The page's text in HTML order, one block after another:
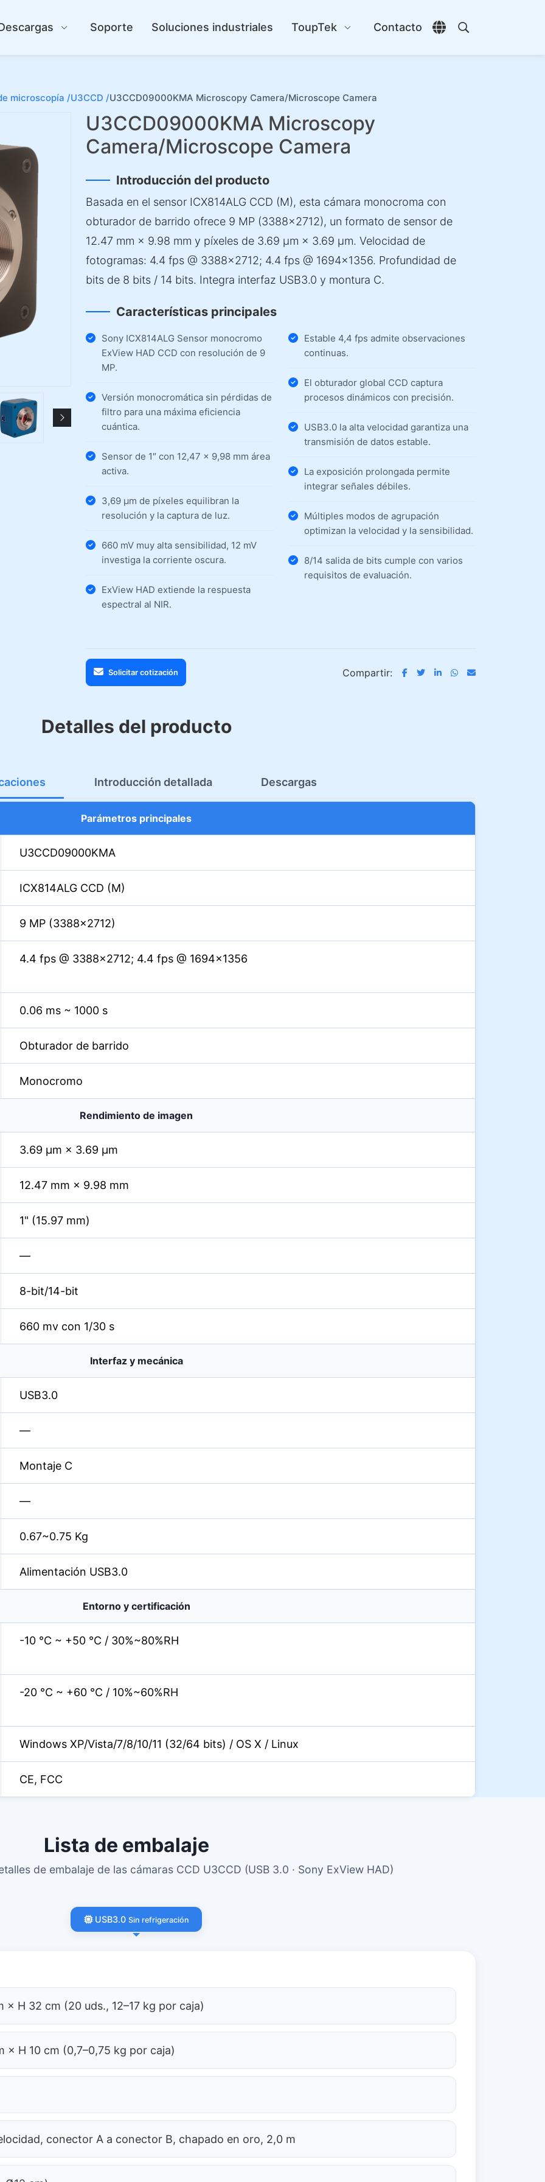
Soporte Soluciones industriales ToupTek Contacto
Abrir selector de
Abrir búsqueda
microscopía /U3CCD /U3CCD09000KMA Microscopy Camera/Microscope Camera
U3CCD09000KMA Microscopy
Camera/Microscope Camera
Introducción del producto
Basada en el sensor ICX814ALG CCD (M), esta cámara monocroma con
obturador de barrido ofrece 9 MP (3388×2712), un formato de sensor de
12.47 mm × 9.98 mm y píxeles de 3.69 µm × 3.69 µm. Velocidad de
fotogramas: 4.4 fps @ 3388×2712; 4.4 fps @ 1694×1356. Profundidad de
bits de 8 bits / 14 bits. Integra interfaz USB3.0 y montura C.
Características principales
Sony ICX814ALG Sensor monocromo
ExView HAD CCD con resolución de 9
MP.
Versión monocromática sin pérdidas de
filtro para una máxima eficiencia
cuántica.
Sensor de 1″ con 12,47 × 9,98 mm área
activa.
3,69 µm de píxeles equilibran la
resolución y la captura de luz.
660 mV muy alta sensibilidad, 12 mV
investiga la corriente oscura.
ExView HAD extiende la respuesta
espectral al NIR.
Estable 4,4 fps admite observaciones
continuas.
El obturador global CCD captura
procesos dinámicos con precisión.
USB3.0 la alta velocidad garantiza una
transmisión de datos estable.
La exposición prolongada permite
integrar señales débiles.
Múltiples modos de agrupación
optimizan la velocidad y la sensibilidad.
8/14 salida de bits cumple con varios
requisitos de evaluación.
Solicitar cotización Compartir:
Detalles del producto
Introducción detallada Descargas
Parámetros principales
U3CCD09000KMA
ICX814ALG CCD (M)
9 MP (3388×2712)
4.4 fps @ 3388×2712; 4.4 fps @ 1694×1356
0.06 ms ~ 1000 s
Obturador de barrido
Monocromo
Rendimiento de imagen
3.69 µm × 3.69 µm
12.47 mm × 9.98 mm
1" (15.97 mm)
—
8-bit/14-bit
660 mv con 1/30 s
Interfaz y mecánica
USB3.0
—
Montaje C
—
0.67~0.75 Kg
Alimentación USB3.0
Entorno y certificación
-10 °C ~ +50 °C / 30%~80%RH
-20 °C ~ +60 °C / 10%~60%RH
Windows XP/Vista/7/8/10/11 (32/64 bits) / OS X / Linux
CE, FCC
Lista de embalaje
de embalaje de las cámaras CCD U3CCD (USB 3.0 · Sony ExView HAD)
USB3.0 Sin refrigeración
H 32 cm (20 uds., 12–17 kg por caja)
× H 10 cm (0,7–0,75 kg por caja)
conector A a conector B, chapado en oro, 2,0 m